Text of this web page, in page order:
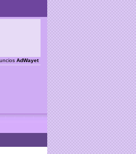
AdWayet